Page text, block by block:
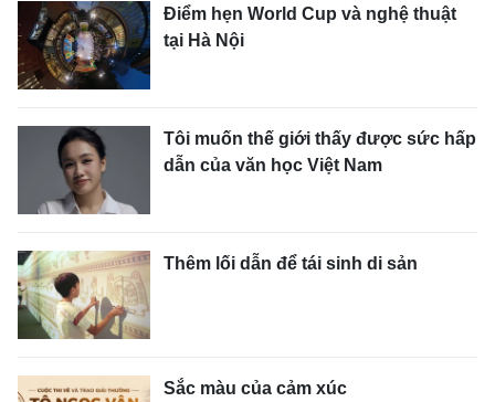
Điểm hẹn World Cup và nghệ thuật
tại Hà Nội
Tôi muốn thế giới thấy được sức hấp
dẫn của văn học Việt Nam
Thêm lối dẫn để tái sinh di sản
Sắc màu của cảm xúc